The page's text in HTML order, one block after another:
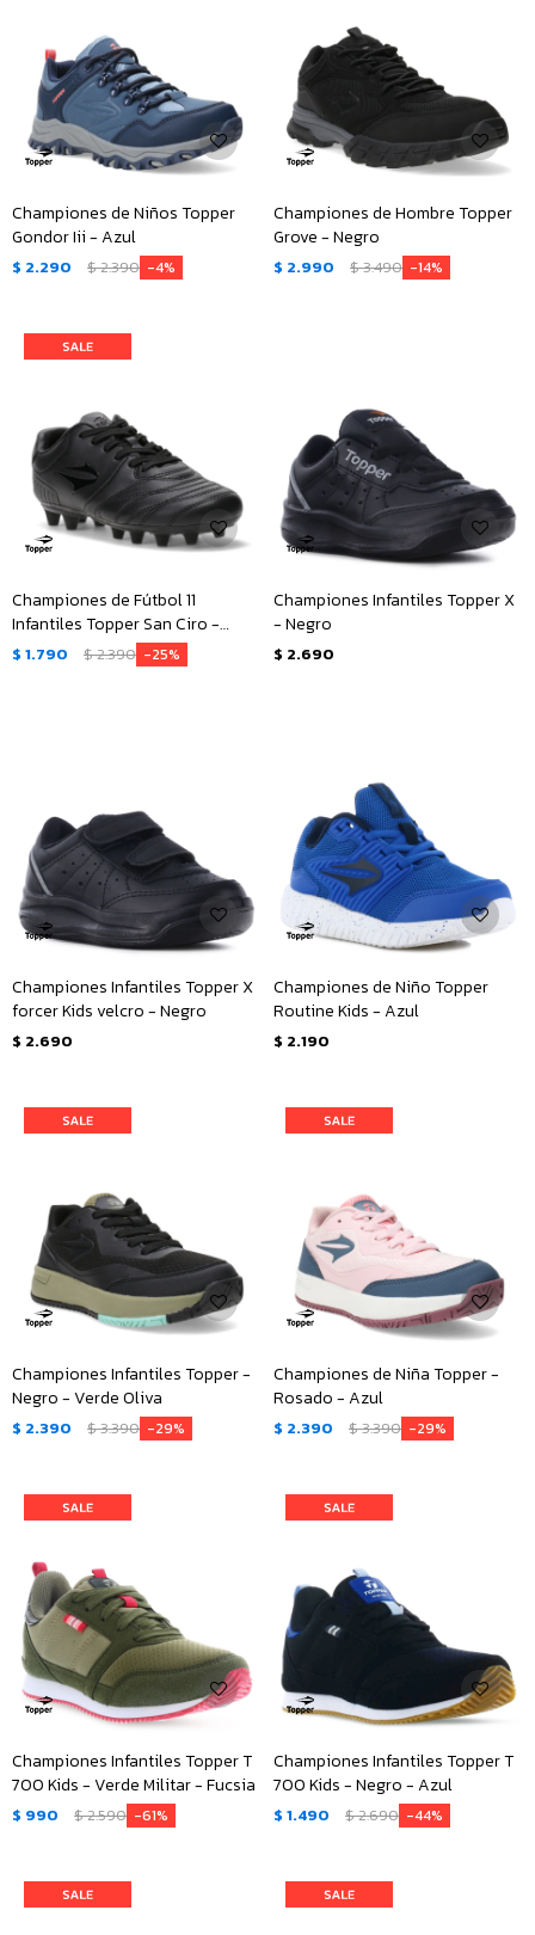
Championes de Niños Topper
Gondor Iii - Azul
$ 2.290 $2.390 4
Championes de Hombre Topper
Grove - Negro
$ 2.990 $3.490 14
Championes de Fútbol 11
Infantiles Topper San Ciro -
Negro
$ 1.790 $2.390 25
Championes Infantiles Topper X
- Negro
$ 2.690
Championes Infantiles Topper X
forcer Kids velcro - Negro
$ 2.690
Championes de Niño Topper
Routine Kids - Azul
$ 2.190
Championes Infantiles Topper -
Negro - Verde Oliva
$ 2.390 $3.390 29
Championes de Niña Topper -
Rosado - Azul
$ 2.390 $3.390 29
Championes Infantiles Topper T
700 Kids - Verde Militar - Fucsia
$ 990 $2.590 61
Championes Infantiles Topper T
700 Kids - Negro - Azul
$ 1.490 $2.690 44